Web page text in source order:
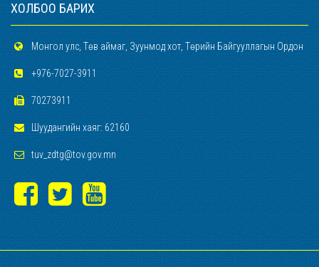
ХОЛБОО БАРИХ
Монгол улс, Төв аймаг, Зуунмод хот, Төрийн Байгууллагын Ордон
+976-7027-3911
70273911
Шуудангийн хаяг: 62160
tuv_zdtg@tov.gov.mn